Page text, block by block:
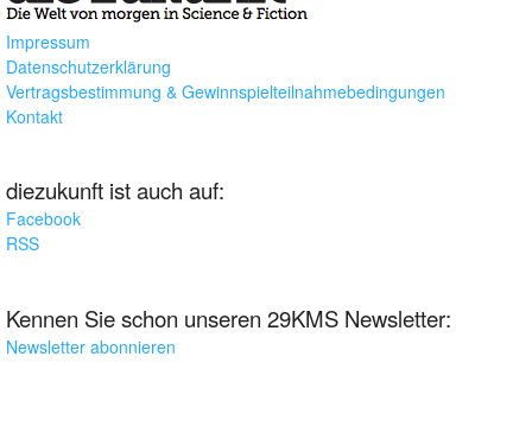
Impressum
Datenschutzerklärung
Vertragsbestimmung & Gewinnspielteilnahmebedingungen
Kontakt
diezukunft ist auch auf:
Facebook
RSS
Kennen Sie schon unseren 29KMS Newsletter:
Newsletter abonnieren